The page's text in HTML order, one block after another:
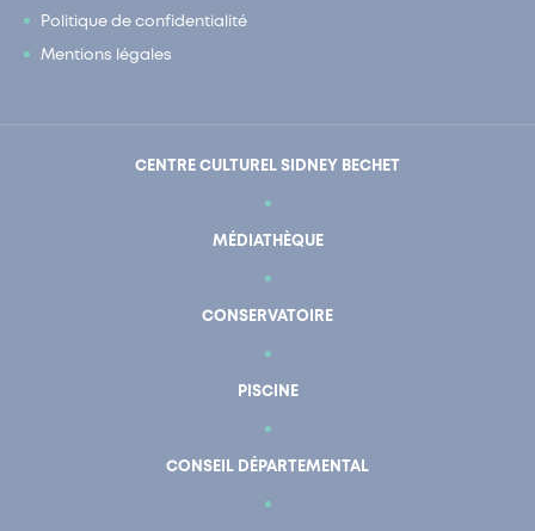
Politique de confidentialité
Mentions légales
CENTRE CULTUREL SIDNEY BECHET
MÉDIATHÈQUE
CONSERVATOIRE
PISCINE
CONSEIL DÉPARTEMENTAL